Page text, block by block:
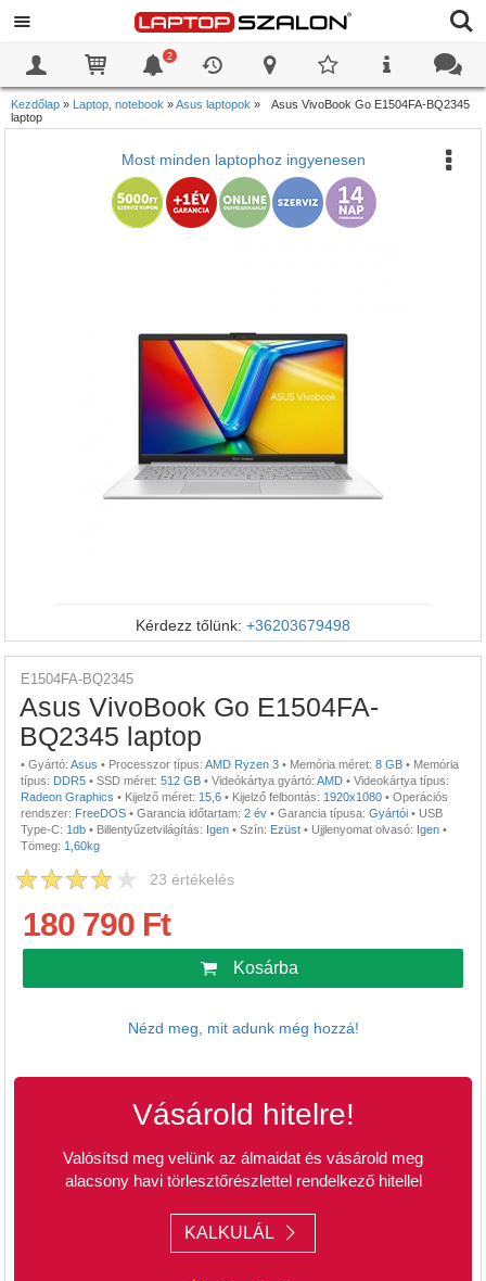
2
Kezdőlap » Laptop, notebook »Asus laptopok »
Asus VivoBook Go E1504FA-BQ2345
laptop
Most minden laptophoz ingyenesen
Kérdezz tőlünk: +36203679498
E1504FA-BQ2345
Asus VivoBook Go E1504FA-
BQ2345 laptop
• Gyártó: Asus • Processzor típus: AMD Ryzen 3 • Memória méret: 8 GB • Memória
típus: DDR5 • SSD méret: 512 GB • Videókártya gyártó: AMD • Videokártya típus:
Radeon Graphics • Kijelző méret: 15,6 • Kijelző felbontás: 1920x1080 • Operációs
rendszer: FreeDOS • Garancia időtartam: 2 év • Garancia típusa: Gyártói • USB
Type-C: 1db • Billentyűzetvilágítás: Igen • Szín: Ezüst • Ujjlenyomat olvasó: Igen •
Tömeg: 1,60kg
23 értékelés
180 790 Ft
Kosárba
Nézd meg, mit adunk még hozzá!
Vásárold hitelre!
Valósítsd meg velünk az álmaidat és vásárold meg
alacsony havi törlesztőrészlettel rendelkező hitellel
KALKULÁL
0
0